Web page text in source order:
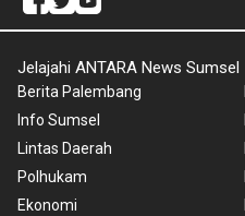
Jelajahi ANTARA News Sumsel
Berita Palembang
Info Sumsel
Lintas Daerah
Polhukam
Ekonomi